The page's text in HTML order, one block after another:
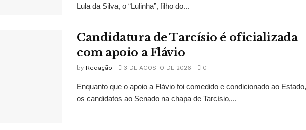
Lula da Silva, o “Lulinha”, filho do...
Candidatura de Tarcísio é oficializada
com apoio a Flávio
by Redação 3 DE AGOSTO DE 2026 0
Enquanto que o apoio a Flávio foi comedido e condicionado ao Estado,
os candidatos ao Senado na chapa de Tarcísio,...